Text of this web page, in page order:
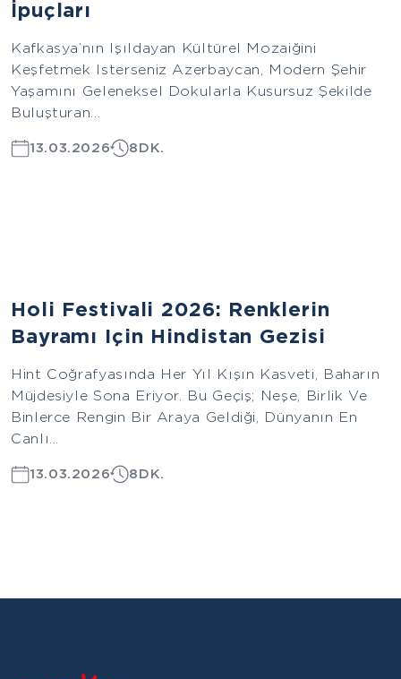
İpuçları
Kafkasya’nın Işıldayan Kültürel Mozaiğini
Keşfetmek Isterseniz Azerbaycan, Modern Şehir
Yaşamını Geleneksel Dokularla Kusursuz Şekilde
Buluşturan...
13.03.2026 8DK.
Holi Festivali 2026: Renklerin
Bayramı Için Hindistan Gezisi
Hint Coğrafyasında Her Yıl Kışın Kasveti, Baharın
Müjdesiyle Sona Eriyor. Bu Geçiş; Neşe, Birlik Ve
Binlerce Rengin Bir Araya Geldiği, Dünyanın En
Canlı...
13.03.2026 8DK.